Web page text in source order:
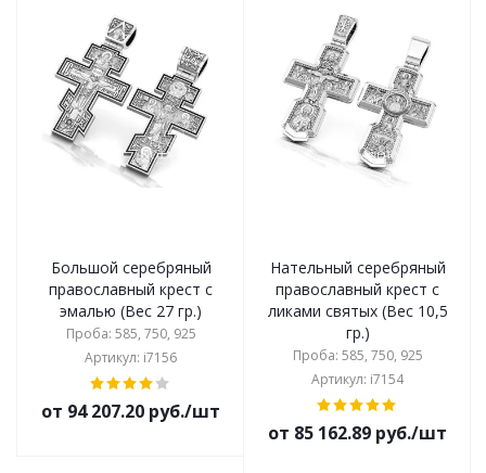
Большой серебряный
православный крест с
эмалью (Вес 27 гр.)
Проба: 585, 750, 925
Артикул: i7156
от 94 207.20 руб./шт
Нательный серебряный
православный крест с
ликами святых (Вес 10,5
гр.)
Проба: 585, 750, 925
Артикул: i7154
от 85 162.89 руб./шт